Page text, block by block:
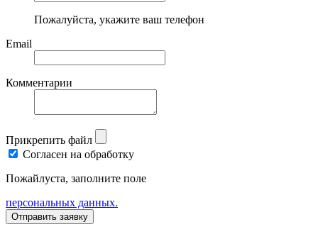
Пожалуйста, укажите ваш телефон
Email
Комментарии
Прикрепить файл
Согласен на обработку
Пожайлуста, заполните поле
персональных данных.